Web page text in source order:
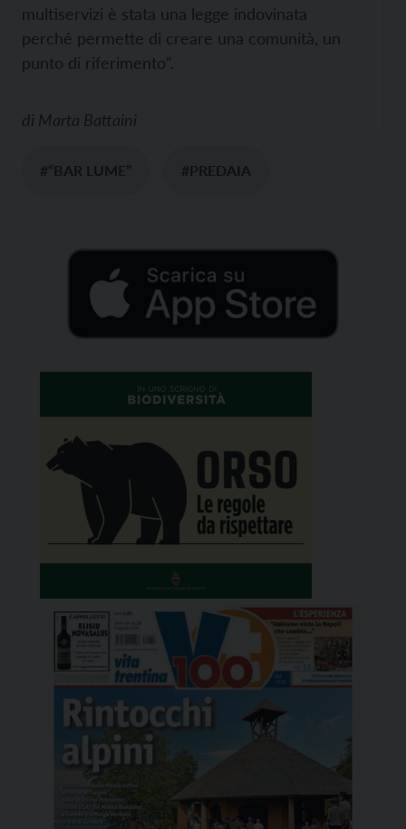
multiservizi è stata una legge indovinata
perché permette di creare una comunità, un
punto di riferimento”.
di Marta Battaini
#“BAR LUME” #PREDAIA